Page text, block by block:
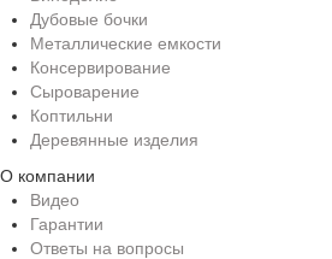
Дубовые бочки
Металлические емкости
Консервирование
Сыроварение
Коптильни
Деревянные изделия
О компании
Видео
Гарантии
Ответы на вопросы